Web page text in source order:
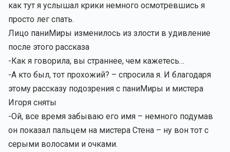
как тут я услышал крики немного осмотревшись я
просто лег спать.
Лицо паниМиры изменилось из злости в удивление
после этого рассказа
-Как я говорила, вы страннее, чем кажетесь…
-А кто был, тот прохожий? – спросила я. И благодаря
этому рассказу подозрения с паниМиры и мистера
Игоря сняты
-Ой, все время забываю его имя – немного подумав
он показал пальцем на мистера Стена – ну вон тот с
серыми волосами и очками.